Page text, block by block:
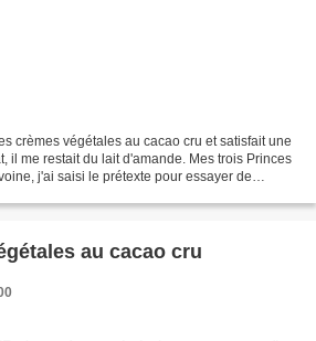
crèmes végétales au cacao cru et satisfait une
il me restait du lait d'amande. Mes trois Princes
j'ai saisi le prétexte pour essayer de
au cacao cru